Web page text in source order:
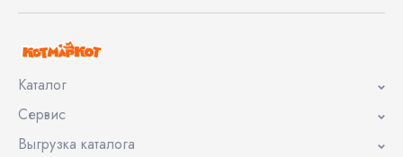
Каталог
Сервис
Выгрузка каталога